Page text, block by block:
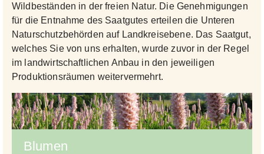
Wildbeständen in der freien Natur. Die Genehmigungen
für die Entnahme des Saatgutes erteilen die Unteren
Naturschutzbehörden auf Landkreisebene. Das Saatgut,
welches Sie von uns erhalten, wurde zuvor in der Regel
im landwirtschaftlichen Anbau in den jeweiligen
Produktionsräumen weitervermehrt.
Blumen